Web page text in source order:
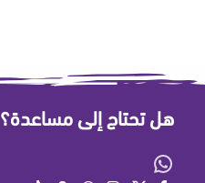
هل تحتاج إلى مساعدة؟